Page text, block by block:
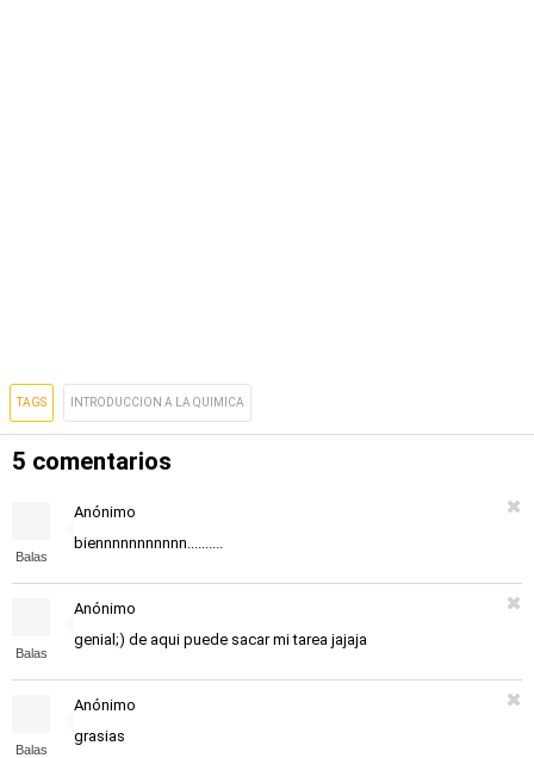
TAGS INTRODUCCION A LA QUIMICA
5 comentarios
Balas
Anónimo
biennnnnnnnnnn..........
Balas
Anónimo
genial;) de aqui puede sacar mi tarea jajaja
Balas
Anónimo
grasias